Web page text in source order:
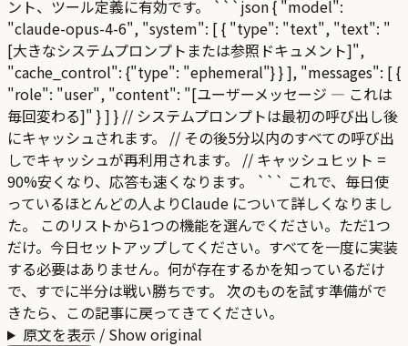
ント、ツール定義に有効です。 ```json { "model":
"claude-opus-4-6", "system": [ { "type": "text", "text": "
[大きなシステムプロンプトまたは参照ドキュメント]",
"cache_control": {"type": "ephemeral"} } ], "messages": [ {
"role": "user", "content": "[ユーザーメッセージ — これは
毎回変わる]" } ] } // システムプロンプトは最初の呼び出し後
にキャッシュされます。 // その後5分以内のすべての呼び出
しでキャッシュが再利用されます。 // キャッシュヒット =
90%安くなり、応答も速くなります。 ``` これで、毎日使
っているほとんどの人よりClaude について詳しくなりまし
た。 このリストから1つの機能を選んでください。ただ1つ
だけ。今日セットアップしてください。すべてを一度に実装
する必要はありません。何が存在するかを知っているだけ
で、すでに半分は戦い勝ちです。 次のものを試す準備がで
きたら、この記事に戻ってきてください。
原文を表示 / Show original